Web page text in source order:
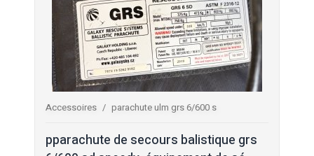
Accessoires parachute ulm grs 6/600 s
pparachute de secours balistique grs